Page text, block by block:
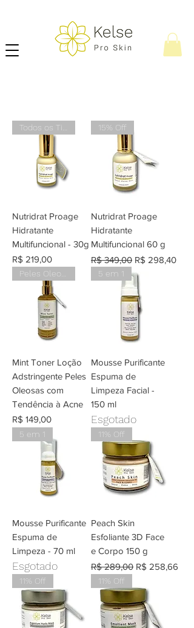
Todos os Tipos de Peles
Nutridrat Proage
Hidratante
Multifuncional - 30g
Preço
R$ 219,00
15% Off
Nutridrat Proage
Hidratante
Multifuncional 60 g
Preço normal
R$ 349,00 Preço
R$ 298,40
Peles Oleosas e Acneicas
Mint Toner Loção
Adstringente Peles
Oleosas com
Tendência à Acne
Preço
R$ 149,00
5 em 1
Mousse Purificante
Espuma de
Limpeza Facial -
150 ml
Esgotado
5 em 1
Mousse Purificante
Espuma de
Limpeza - 70 ml
Esgotado
11% Off
Peach Skin
Esfoliante 3D Face
e Corpo 150 g
Preço normal
R$ 289,00 Preço
R$ 258,66
11% Off 11% Off